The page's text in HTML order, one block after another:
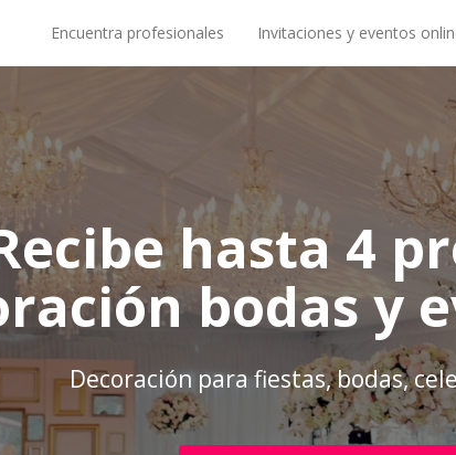
Encuentra profesionales Invitaciones y eventos
hasta 4
bodas y
Decoración para fiestas, bodas,